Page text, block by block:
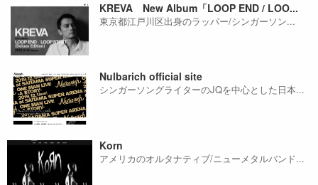
KREVA New Album「LOOP END / LOO...
東京都江戸川区出身のラッパー/シンガーソン...
Nulbarich official site
シンガーソングライターのJQを中心とした日本...
Korn
アメリカのオルタナティブ/ニューメタルバンド...